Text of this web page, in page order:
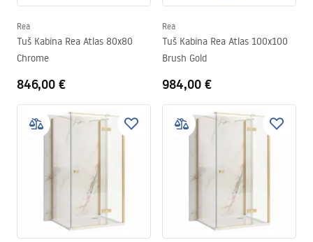
Rea
Tuš Kabina Rea Atlas 80x80
Chrome
846,00 €
Rea
Tuš Kabina Rea Atlas 100x100
Brush Gold
984,00 €